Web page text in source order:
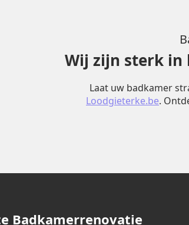
Wij zijn sterk in
Laat uw badkamer
Loodgieterke.be.
Badkamerrenovatie